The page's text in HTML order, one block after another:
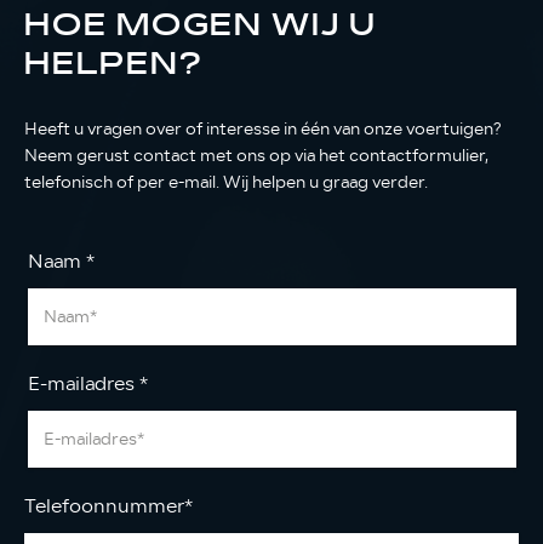
HOE MOGEN WIJ U
HELPEN?
Heeft u vragen over of interesse in één van onze voertuigen?
Neem gerust contact met ons op via het contactformulier,
telefonisch of per e-mail. Wij helpen u graag verder.
Naam *
E-mailadres*
Telefoonnummer*